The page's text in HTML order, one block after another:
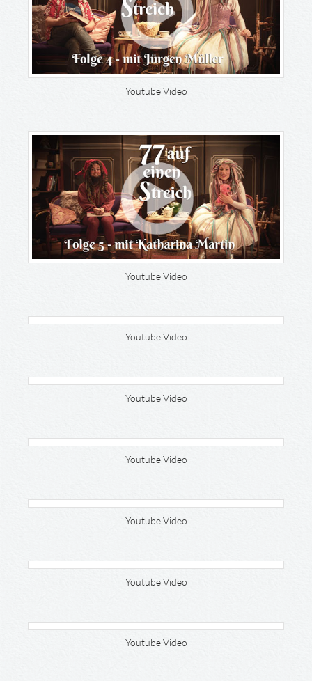
Youtube Video
Youtube Video
Youtube Video
Youtube Video
Youtube Video
Youtube Video
Youtube Video
Youtube Video